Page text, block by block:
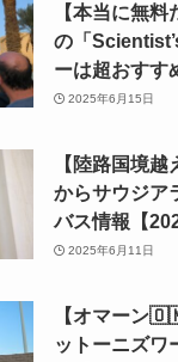
【本当に無
の「
ーは超おすす
2025年6月15日
【陸路国境
からサウジ
バス情報【
2025年6月11日
【オマーン
ットーニズワ